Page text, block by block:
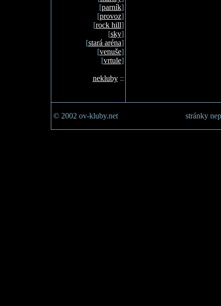
[parník]
[provoz]
[rock hill]
[sky]
[stará aréna]
[venuše]
[vrtule]
nekluby::
© 2002 ov-kluby.net stránky